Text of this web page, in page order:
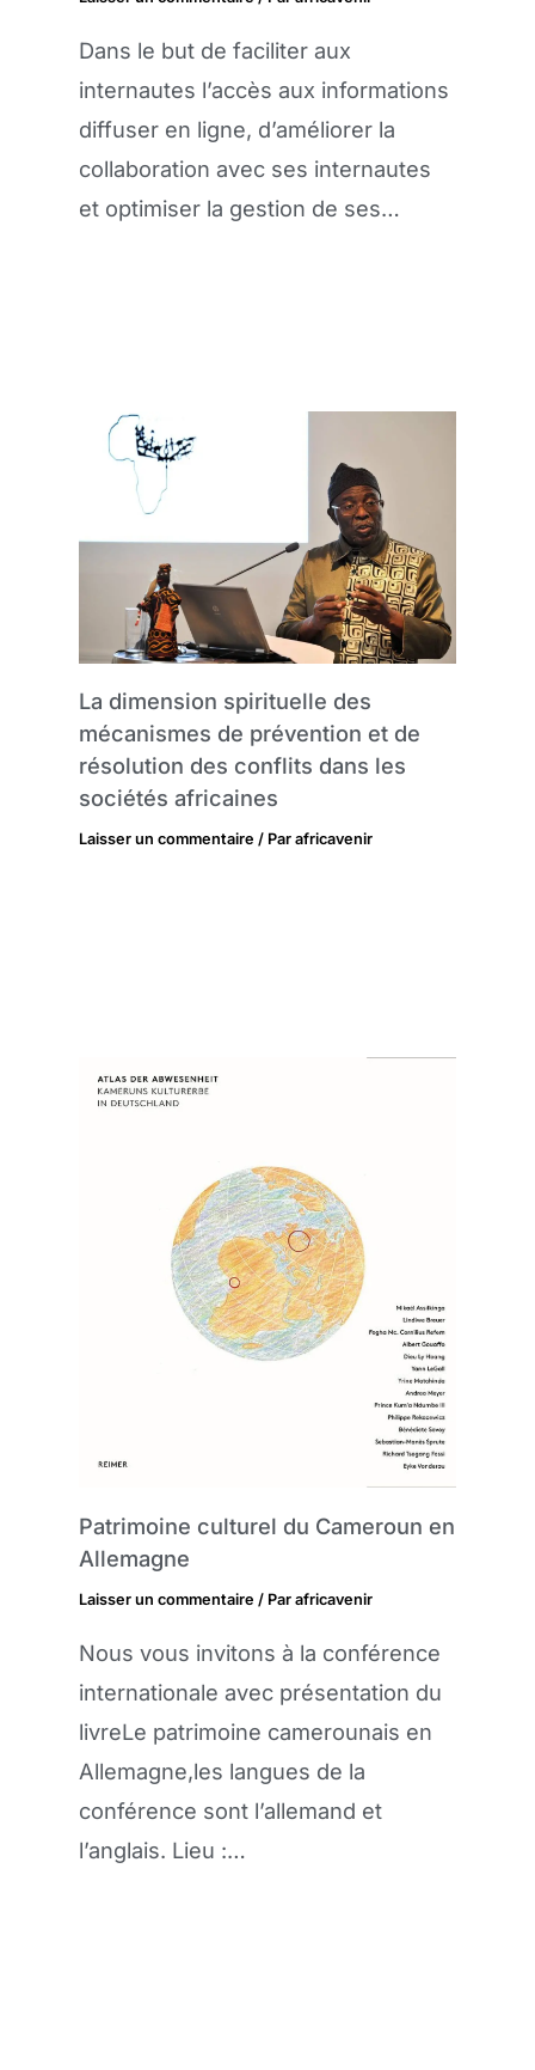
Dans le but de faciliter aux
internautes l’accès aux informations
diffuser en ligne, d’améliorer la
collaboration avec ses internautes
et optimiser la gestion de ses…
La dimension spirituelle des
mécanismes de prévention et de
résolution des conflits dans les
sociétés africaines
Laisser un commentaire / Par africavenir
Patrimoine culturel du Cameroun en
Allemagne
Laisser un commentaire / Par africavenir
Nous vous invitons à la conférence
internationale avec présentation du
livreLe patrimoine camerounais en
Allemagne,les langues de la
conférence sont l’allemand et
l’anglais. Lieu :…